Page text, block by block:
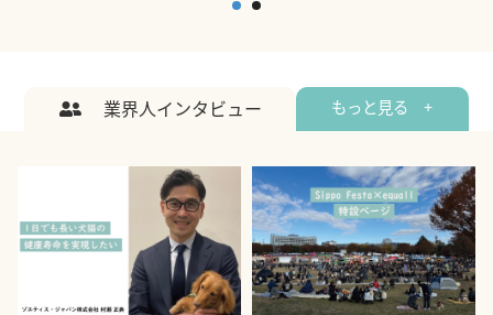
業界人インタビュー もっと見る +